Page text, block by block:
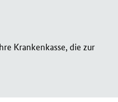
Krankenkasse, die zur